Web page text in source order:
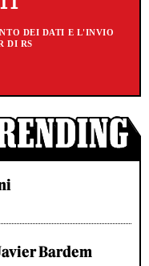
DEI DATI E L'INVIO
DI RS
Bardem